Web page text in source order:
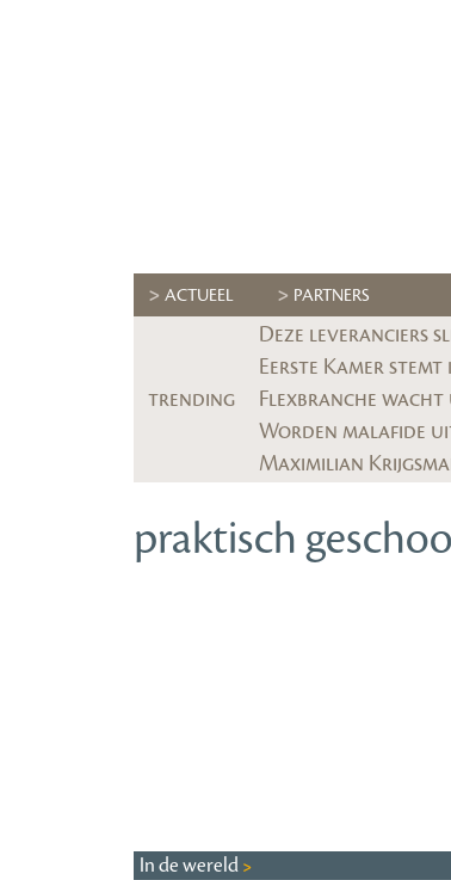
ACTUEEL PARTNERS
trending
Deze leveranciers
Eerste Kamer
Flexbranche
Worden malafide
praktisch
In de wereld